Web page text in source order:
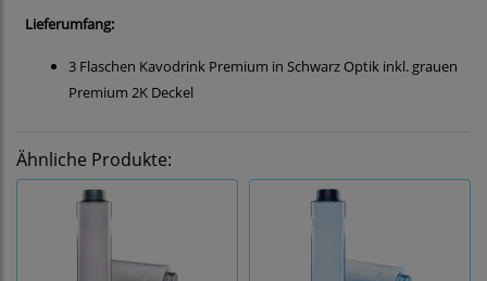
Lieferumfang:
3 Flaschen Kavodrink Premium in Schwarz Optik inkl. grauen
Premium 2K Deckel
Ähnliche Produkte: